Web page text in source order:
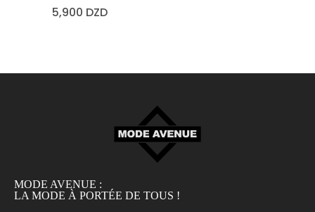
5,900 DZD
MODE AVENUE :
LA MODE À PORTÉE DE TOUS !